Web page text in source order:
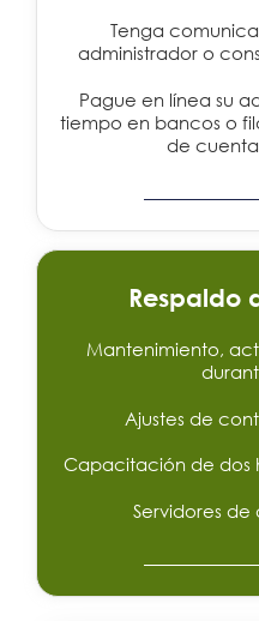
Tenga
administrador o
Pague en línea su
tiempo en bancos o
de
Respaldo
Mantenimiento,
Ajustes de
Capacitación de dos
Servidores